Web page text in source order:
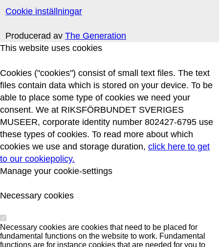
Cookie inställningar
Producerad avThe Generation
This website uses cookies
Cookies ("cookies") consist of small text files. The text
files contain data which is stored on your device. To be
able to place some type of cookies we need your
consent. We at RIKSFÖRBUNDET SVERIGES
MUSEER, corporate identity number 802427-6795 use
these types of cookies. To read more about which
cookies we use and storage duration, click here to get
to our cookiepolicy.
Manage your cookie-settings
Necessary cookies
Necessary cookies are cookies that need to be placed for
fundamental functions on the website to work. Fundamental
functions are for instance cookies that are needed for you to